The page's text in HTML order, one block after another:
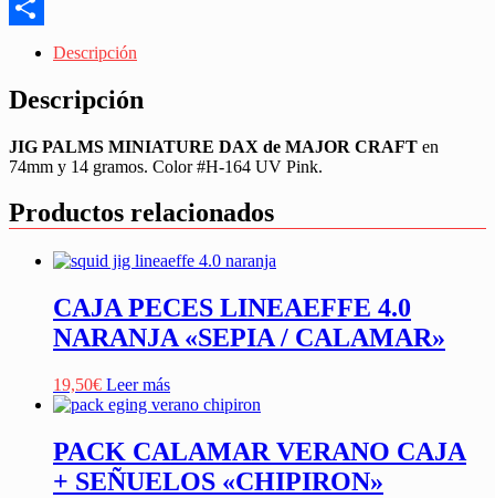
cantidad
Messenger
Descripción
Descripción
JIG PALMS MINIATURE DAX de MAJOR CRAFT en
74mm y 14 gramos. Color #H-164 UV Pink.
Productos relacionados
CAJA PECES LINEAEFFE 4.0
NARANJA «SEPIA / CALAMAR»
19,50€ Leer más
PACK CALAMAR VERANO CAJA
+ SEÑUELOS «CHIPIRON»